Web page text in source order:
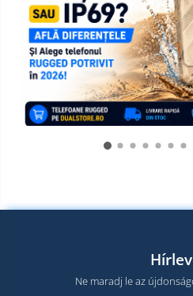
Ne maradj le az